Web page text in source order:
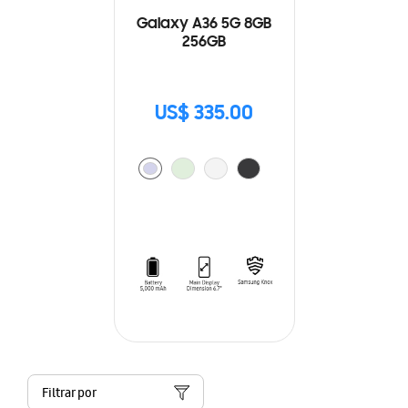
Galaxy A36 5G 8GB
256GB
US$ 335.00
Filtrar por